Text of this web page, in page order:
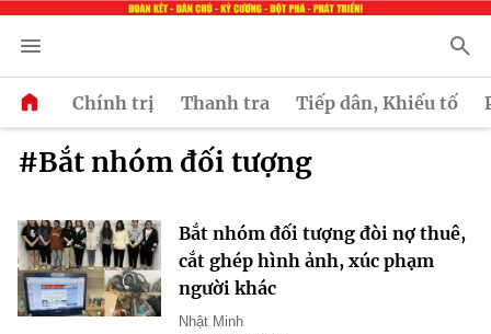
Chính trị Thanh tra Tiếp dân, Khiếu tố
#Bắt nhóm đối tượng
Bắt nhóm đối tượng đòi nợ thuê,
cắt ghép hình ảnh, xúc phạm
người khác
Nhật Minh